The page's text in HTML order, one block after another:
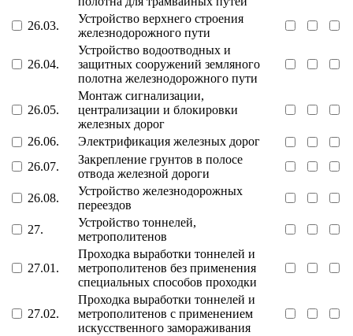
26.03.
Устройство верхнего строения
железнодорожного пути
26.04.
Устройство водоотводных и
защитных сооружений земляного
полотна железнодорожного пути
26.05.
Монтаж сигнализации,
централизации и блокировки
железных дорог
26.06.
Электрификация железных дорог
26.07.
Закрепление грунтов в полосе
отвода железной дороги
26.08.
Устройство железнодорожных
переездов
27.
Устройство тоннелей,
метрополитенов
27.01.
Проходка выработки тоннелей и
метрополитенов без применения
специальных способов проходки
27.02.
Проходка выработки тоннелей и
метрополитенов с применением
искусственного замораживания